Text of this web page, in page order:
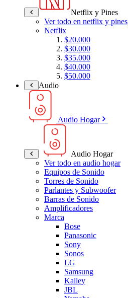
Netflix y Pines
Ver todo en netflix y pines
Netflix
$20.000
$30.000
$35.000
$40.000
$50.000
Audio
Audio Hogar
Audio Hogar
Ver todo en audio hogar
Equipos de Sonido
Torres de Sonido
Parlantes y Subwoofer
Barras de Sonido
Amplificadores
Marca
Bose
Panasonic
Sony
Sonos
LG
Samsung
Kalley
JBL